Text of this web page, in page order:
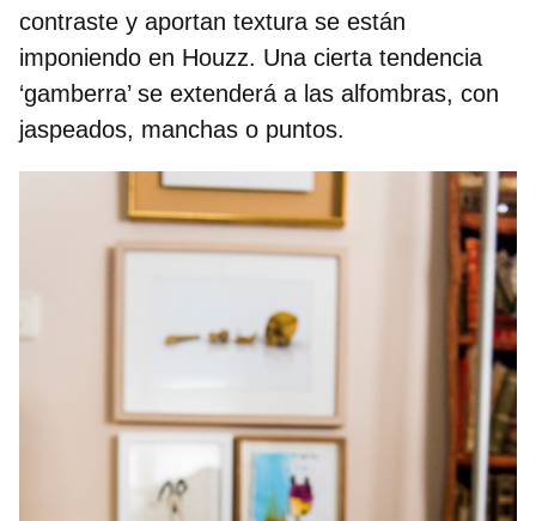
contraste y aportan textura se están
imponiendo en Houzz. Una cierta tendencia
‘gamberra’ se extenderá a las alfombras, con
jaspeados, manchas o puntos.